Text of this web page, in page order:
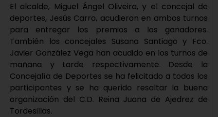
El alcalde, Miguel Ángel Oliveira, y el concejal de
deportes, Jesús Carro, acudieron en ambos turnos
para entregar los premios a los ganadores.
También los concejales Susana Santiago y Fco.
Javier González Vega han acudido en los turnos de
mañana y tarde respectivamente. Desde la
Concejalía de Deportes se ha felicitado a todos los
participantes y se ha querido resaltar la buena
organización del C.D. Reina Juana de Ajedrez de
Tordesillas.